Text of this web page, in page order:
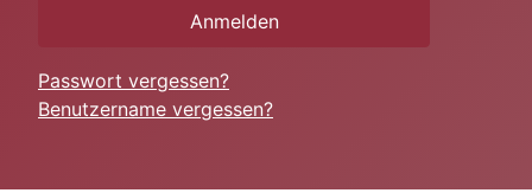
Anmelden
Passwort vergessen?
Benutzername vergessen?